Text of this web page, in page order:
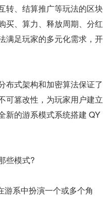
转、结算推广等玩法的区块
买、算力、释放周期、分红
满足玩家的多元化需求，开
式架构和加密算法保证了
可篡改性，为玩家用户建立
新的游系模式系统搭建 QY
些模式?
系中扮演一个或多个角